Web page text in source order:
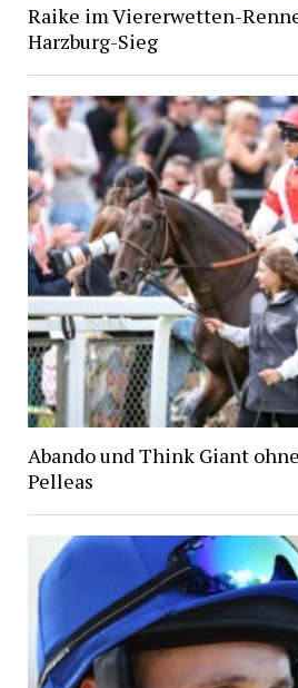
Raike im Viererwetten-
Harzburg-Sieg
Abando und Think Giant
Pelleas